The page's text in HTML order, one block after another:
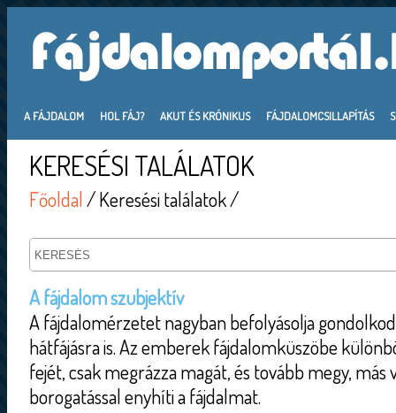
A FÁJDALOM HOL FÁJ? AKUT ÉS KRÓNIKUS FÁJDALOMCSILLAPÍTÁS
KERESÉSI TALÁLATOK
Főoldal/ Keresési találatok /
A fájdalom szubjektív
A fájdalomérzetet nagyban befolyásolja
hátfájásra is. Az emberek fájdalomküszöbe
fejét, csak megrázza magát, és tovább megy, más
borogatással enyhíti a fájdalmat.